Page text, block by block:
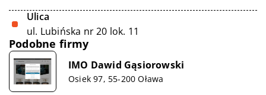
Ulica
ul. Lubińska nr 20 lok. 11
Podobne firmy
IMO Dawid Gąsiorowski
Osiek 97, 55-200 Oława